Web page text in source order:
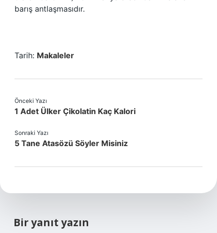
barış antlaşmasıdır.
Tarih: Makaleler
Önceki Yazı
1 Adet Ülker Çikolatin Kaç Kalori
Sonraki Yazı
5 Tane Atasözü Söyler Misiniz
Bir yanıt yazın